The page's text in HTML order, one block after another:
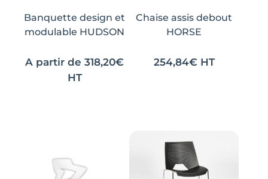
Banquette design et
modulable HUDSON
A partir de318,20€
HT
Les
Les
Chaise assis debout
HORSE
254,84€ HT